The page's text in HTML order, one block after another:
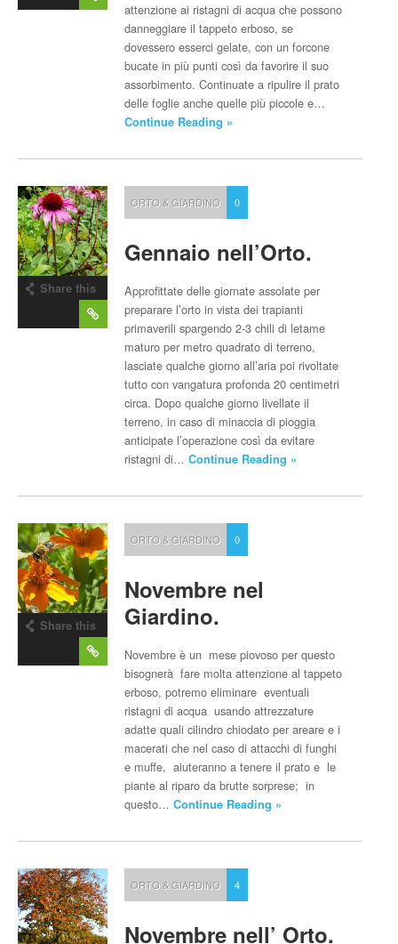
attenzione ai ristagni di acqua che possono
danneggiare il tappeto erboso, se
dovessero esserci gelate, con un forcone
bucate in più punti così da favorire il suo
assorbimento. Continuate a ripulire il prato
delle foglie anche quelle più piccole e…
Continue Reading »
Share this
ORTO & GIARDINO 0
Gennaio nell’Orto.
Approfittate delle giornate assolate per
preparare l’orto in vista dei trapianti
primaverili spargendo 2-3 chili di letame
maturo per metro quadrato di terreno,
lasciate qualche giorno all’aria poi rivoltate
tutto con vangatura profonda 20 centimetri
circa. Dopo qualche giorno livellate il
terreno, in caso di minaccia di pioggia
anticipate l’operazione così da evitare
ristagni di…Continue Reading »
Share this
ORTO & GIARDINO 0
Novembre nel
Giardino.
Novembre è un mese piovoso per questo
bisognerà fare molta attenzione al tappeto
erboso, potremo eliminare eventuali
ristagni di acqua usando attrezzature
adatte quali cilindro chiodato per areare e i
macerati che nel caso di attacchi di funghi
e muffe, aiuteranno a tenere il prato e le
piante al riparo da brutte sorprese; in
questo…Continue Reading »
ORTO & GIARDINO 4
Novembre nell’ Orto.